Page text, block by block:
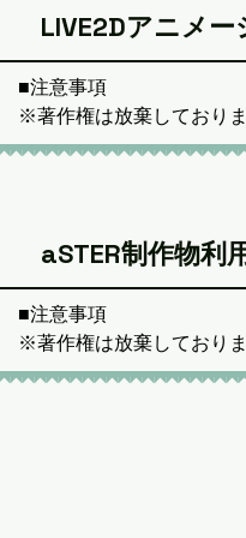
お呼びください。ただ、
合のみ兄や姉などの呼称
※その他気になる点や禁
※データは納品後1年間は
さい。
作品使用時に「よなたそ
「URL:https://twitter.com/
表記をしていただけると
・納品後、ポートフォリ
LIVE2Dアニメ
■注意事項
※著作権は放棄しておりま
※ご依頼時に送っていた
※その他気になる点や禁
※データは納品後1年間は
さい。
■備考
表記をしていただけると
・納品後、ポートフォリ
aSTER制作物利
■注意事項
※著作権は放棄しておりま
※ご依頼時に送っていた
※上記禁止行為が確認で
※その他気になる点や禁